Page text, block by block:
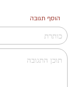
הוסף תגובה